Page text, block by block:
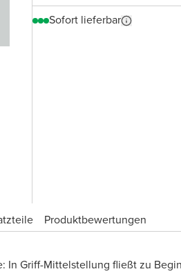
Sofort lieferbar
Produktbewertungen
In Griff-Mittelstellung fließt zu